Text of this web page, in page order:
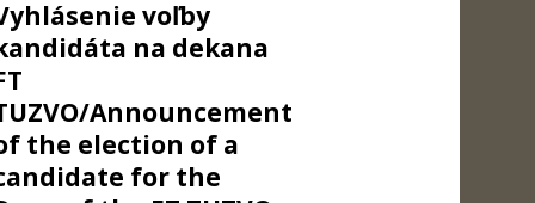
voľby
na dekana
Announcement
the election of a
for the